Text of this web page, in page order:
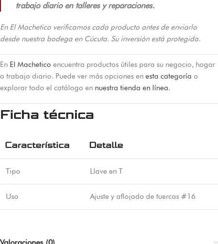
trabajo diario en talleres y reparaciones.
En El Machetico verificamos cada producto antes de enviarlo
desde nuestra bodega en Cúcuta. Su inversión está protegida.
En El Machetico encuentra productos útiles para su negocio, hogar
o trabajo diario. Puede ver más opciones en esta categoría o
explorar todo el catálogo en nuestra tienda en línea.
Ficha técnica
Característica Detalle
Tipo Llave en T
Uso Ajuste y aflojado de tuercas #16